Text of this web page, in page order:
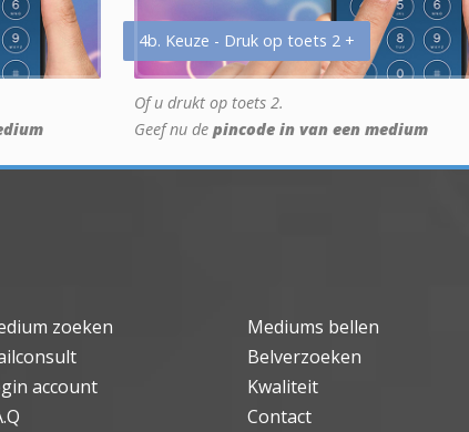
4b. Keuze - Druk op toets 2 +
Of u drukt op toets 2.
Geef nu de pincode in van een medium
zoeken
Mediums bellen
Belverzoeken
account
Kwaliteit
Contact